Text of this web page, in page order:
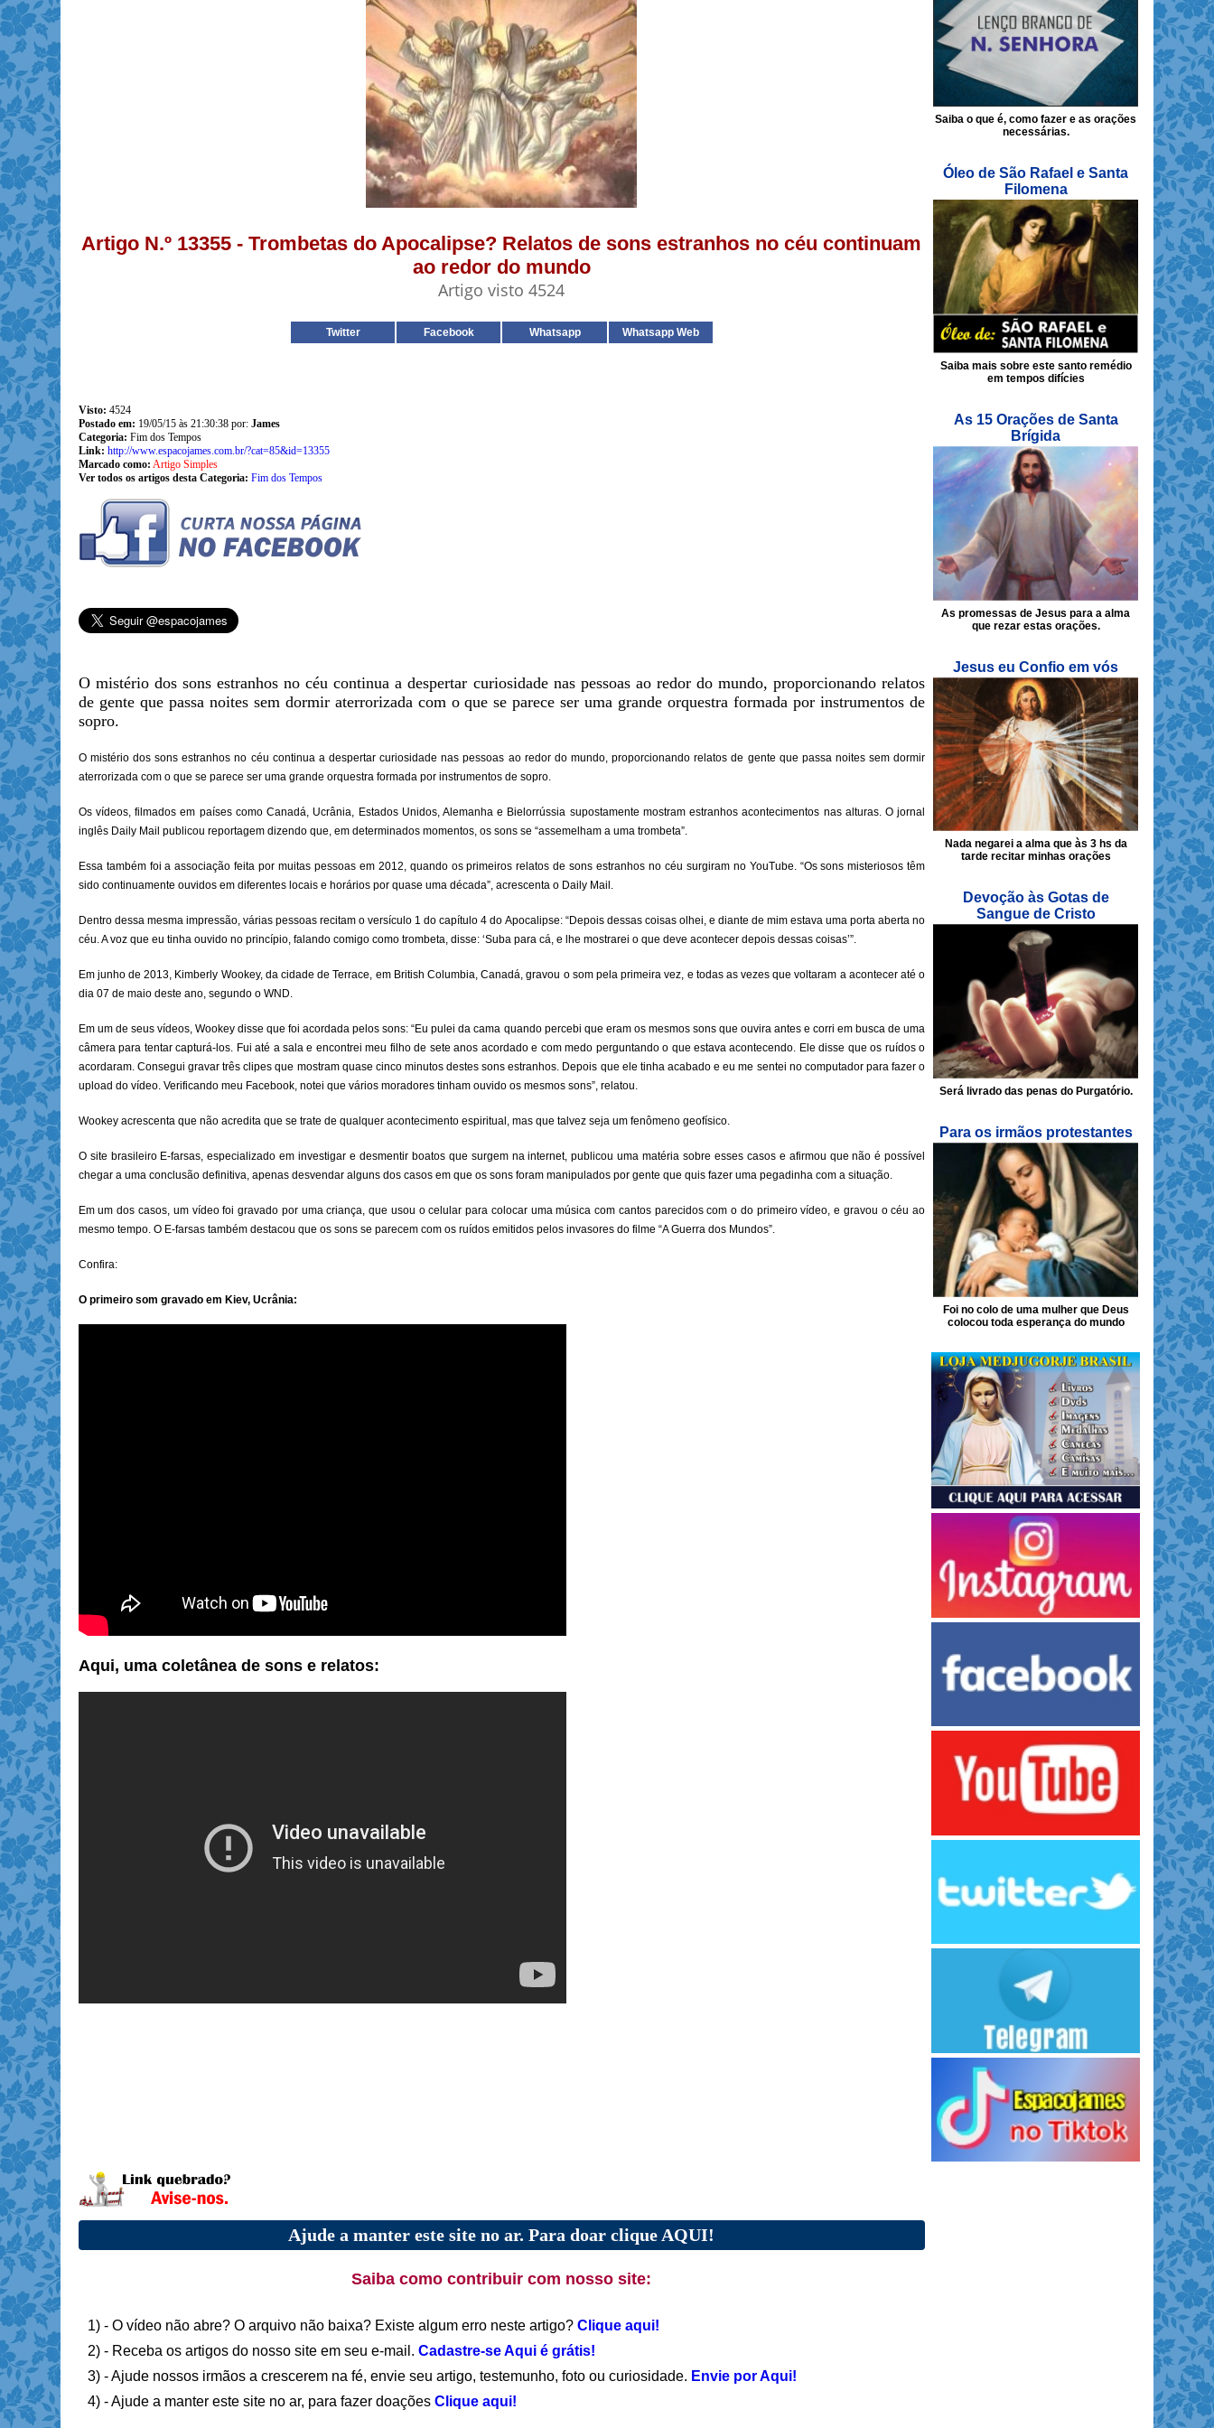
Artigo N.º 13355 - Trombetas do Apocalipse? Relatos de sons estranhos no céu continuam
ao redor do mundo
Artigo visto 4524
Twitter Facebook Whatsapp Whatsapp Web
Visto: 4524
Postado em: 19/05/15 às 21:30:38 por: James
Categoria: Fim dos Tempos
Link: http://www.espacojames.com.br/?cat=85&id=13355
Marcado como: Artigo Simples
Ver todos os artigos desta Categoria: Fim dos Tempos
O mistério dos sons estranhos no céu continua a despertar curiosidade nas pessoas ao redor do mundo, proporcionando relatos
de gente que passa noites sem dormir aterrorizada com o que se parece ser uma grande orquestra formada por instrumentos de
sopro.
O mistério dos sons estranhos no céu continua a despertar curiosidade nas pessoas ao redor do mundo, proporcionando relatos de gente que passa noites sem dormir
aterrorizada com o que se parece ser uma grande orquestra formada por instrumentos de sopro.
Os vídeos, filmados em países como Canadá, Ucrânia, Estados Unidos, Alemanha e Bielorrússia supostamente mostram estranhos acontecimentos nas alturas. O jornal
inglês Daily Mail publicou reportagem dizendo que, em determinados momentos, os sons se “assemelham a uma trombeta”.
Essa também foi a associação feita por muitas pessoas em 2012, quando os primeiros relatos de sons estranhos no céu surgiram no YouTube. “Os sons misteriosos têm
sido continuamente ouvidos em diferentes locais e horários por quase uma década”, acrescenta o Daily Mail.
Dentro dessa mesma impressão, várias pessoas recitam o versículo 1 do capítulo 4 do Apocalipse: “Depois dessas coisas olhei, e diante de mim estava uma porta aberta no
céu. A voz que eu tinha ouvido no princípio, falando comigo como trombeta, disse: ‘Suba para cá, e lhe mostrarei o que deve acontecer depois dessas coisas’”.
Em junho de 2013, Kimberly Wookey, da cidade de Terrace, em British Columbia, Canadá, gravou o som pela primeira vez, e todas as vezes que voltaram a acontecer até o
dia 07 de maio deste ano, segundo o WND.
Em um de seus vídeos, Wookey disse que foi acordada pelos sons: “Eu pulei da cama quando percebi que eram os mesmos sons que ouvira antes e corri em busca de uma
câmera para tentar capturá-los. Fui até a sala e encontrei meu filho de sete anos acordado e com medo perguntando o que estava acontecendo. Ele disse que os ruídos o
acordaram. Consegui gravar três clipes que mostram quase cinco minutos destes sons estranhos. Depois que ele tinha acabado e eu me sentei no computador para fazer o
upload do vídeo. Verificando meu Facebook, notei que vários moradores tinham ouvido os mesmos sons”, relatou.
Wookey acrescenta que não acredita que se trate de qualquer acontecimento espiritual, mas que talvez seja um fenômeno geofísico.
O site brasileiro E-farsas, especializado em investigar e desmentir boatos que surgem na internet, publicou uma matéria sobre esses casos e afirmou que não é possível
chegar a uma conclusão definitiva, apenas desvendar alguns dos casos em que os sons foram manipulados por gente que quis fazer uma pegadinha com a situação.
Em um dos casos, um vídeo foi gravado por uma criança, que usou o celular para colocar uma música com cantos parecidos com o do primeiro vídeo, e gravou o céu ao
mesmo tempo. O E-farsas também destacou que os sons se parecem com os ruídos emitidos pelos invasores do filme “A Guerra dos Mundos”.
Confira:
O primeiro som gravado em Kiev, Ucrânia:
Aqui, uma coletânea de sons e relatos:
Ajude a manter este site no ar. Para doar clique AQUI!
Saiba como contribuir com nosso site:
1) - O vídeo não abre? O arquivo não baixa? Existe algum erro neste artigo? Clique aqui!
2) - Receba os artigos do nosso site em seu e-mail. Cadastre-se Aqui é grátis!
3) - Ajude nossos irmãos a crescerem na fé, envie seu artigo, testemunho, foto ou curiosidade. Envie por Aqui!
4) - Ajude a manter este site no ar, para fazer doações Clique aqui!
Saiba o que é, como fazer e as orações
necessárias.
Óleo de São Rafael e Santa
Filomena
Saiba mais sobre este santo remédio
em tempos difícies
As 15 Orações de Santa
Brígida
As promessas de Jesus para a alma
que rezar estas orações.
Jesus eu Confio em vós
Nada negarei a alma que às 3 hs da
tarde recitar minhas orações
Devoção às Gotas de
Sangue de Cristo
Será livrado das penas do Purgatório.
Para os irmãos protestantes
Foi no colo de uma mulher que Deus
colocou toda esperança do mundo